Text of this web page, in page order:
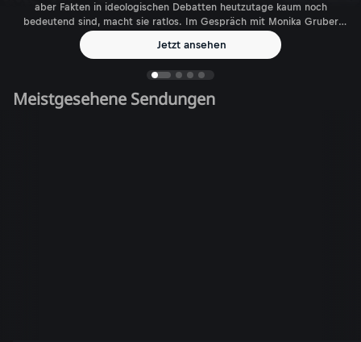
aber Fakten in ideologischen Debatten heutzutage kaum noch
bedeutend sind, macht sie ratlos. Im Gespräch mit Monika Gruber
spricht die Journalistin, Autorin und Verlegerin über den aktuellen
Feminismus - und die gefühlt immer größer werdende Zahl
Jetzt ansehen
Meistgesehene Sendungen